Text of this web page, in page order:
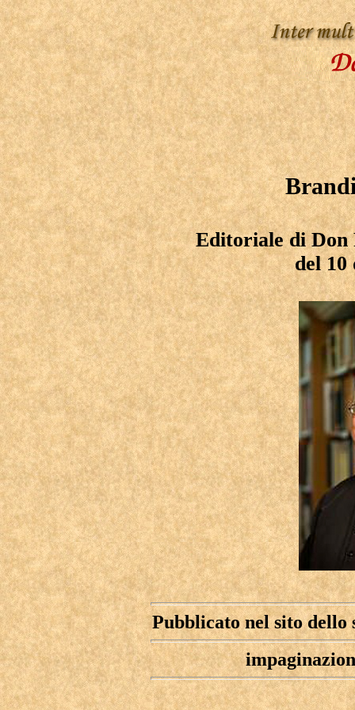
Editoriale di Don
del 10
Pubblicato nel sito